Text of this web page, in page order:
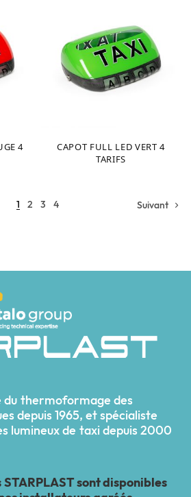
4
CAPOT FULL LED VERT 4
TARIFS
1 2 3 4 Suivant
du thermoformage des
depuis 1965, et spécialiste
lumineux de taxi depuis 2000
sont disponibles